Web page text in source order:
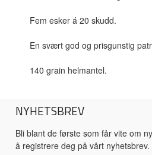
Fem esker á 20 skudd.
En svært god og prisgunstig
140 grain helmantel.
NYHETSBREV
Bli blant de første som får vite om
å registrere deg på vårt nyhetsbrev.